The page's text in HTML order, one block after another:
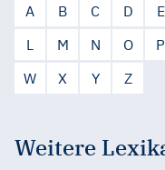
A B C D E
L
M N O P
W
X Y Z
Weitere